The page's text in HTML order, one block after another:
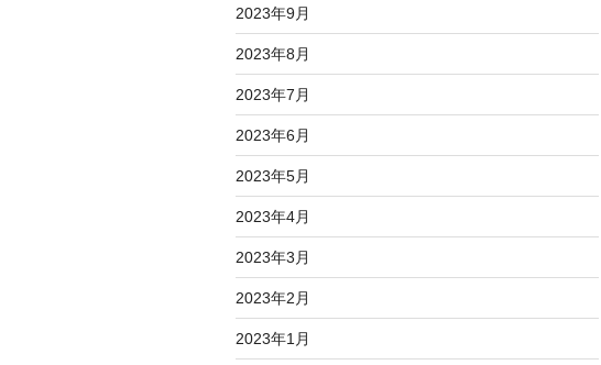
2023年9月
2023年8月
2023年7月
2023年6月
2023年5月
2023年4月
2023年3月
2023年2月
2023年1月